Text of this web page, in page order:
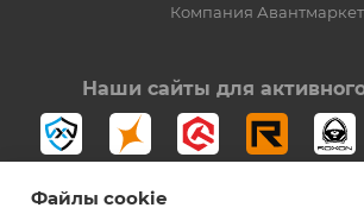
Компания Авантмаркет
Наши сайты для
Файлы cookie